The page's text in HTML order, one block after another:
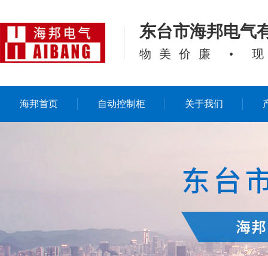
东台市海邦电气
物美价廉 •
海邦首页 自动控制柜 关于我们